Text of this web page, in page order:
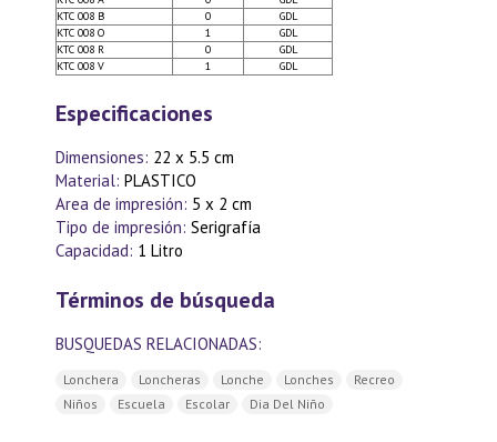
KTC 008 B
0
GDL
KTC 008 O
1
GDL
KTC 008 R
0
GDL
KTC 008 V
1 GDL
Especificaciones
Dimensiones: 22 x 5.5 cm
Material: PLASTICO
Area de impresión: 5 x 2 cm
Tipo de impresión: Serigrafía
Capacidad: 1 Litro
Términos de búsqueda
BUSQUEDAS RELACIONADAS:
Lonchera Loncheras Lonche Lonches
Recreo
Niños
Escuela Escolar Dia Del Niño